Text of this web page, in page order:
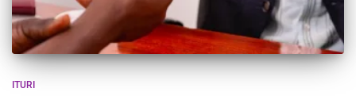
ITURI